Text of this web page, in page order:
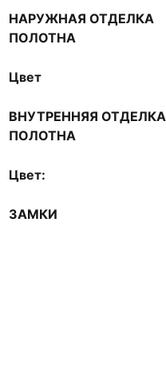
НАРУЖНАЯ ОТДЕЛКА
ПОЛОТНА
Цвет
ВНУТРЕННЯЯ ОТДЕЛКА
ПОЛОТНА
Цвет:
ЗАМКИ